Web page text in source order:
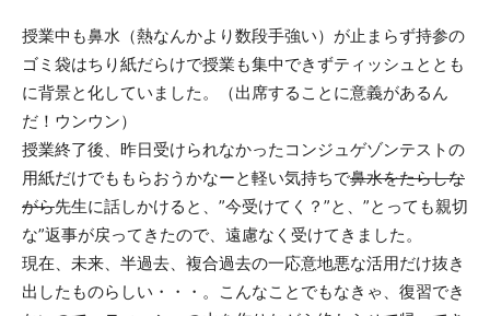
授業中も鼻水（熱なんかより数段手強い）が止まらず持参の
ゴミ袋はちり紙だらけで授業も集中できずティッシュととも
に背景と化していました。（出席することに意義があるん
だ！ウンウン）
授業終了後、昨日受けられなかったコンジュゲゾンテストの
用紙だけでももらおうかなーと軽い気持ちで鼻水をたらしな
がら先生に話しかけると、”今受けてく？”と、”とっても親切
な”返事が戻ってきたので、遠慮なく受けてきました。
現在、未来、半過去、複合過去の一応意地悪な活用だけ抜き
出したものらしい・・・。こんなことでもなきゃ、復習でき